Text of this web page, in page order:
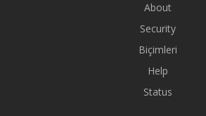
About
Security
Biçimleri
Help
Status